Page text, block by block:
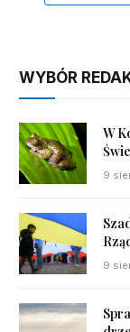
WYBÓR
W
9
9